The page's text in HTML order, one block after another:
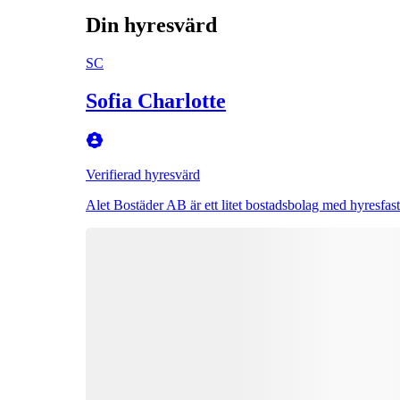
Din hyresvärd
SC
Sofia Charlotte
Verifierad hyresvärd
Alet Bostäder AB är ett litet bostadsbolag med